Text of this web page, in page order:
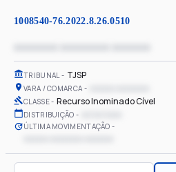
1008540-76.2022.8.26.0510
TRIBUNAL TJSP
VARA / COMARCA
CLASSE Recurso Inominado Cível
DISTRIBUIÇÃO
ÚLTIMA MOVIMENTAÇÃO